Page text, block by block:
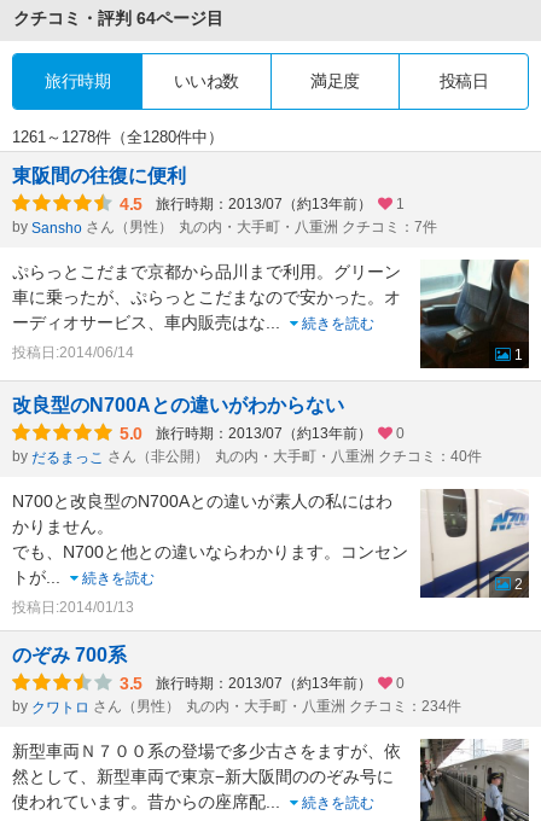
クチコミ・評判 64ページ目
旅行時期 いいね数 満足度 投稿日
1261～1278件（全1280件中）
東阪間の往復に便利
4.5 旅行時期：2013/07（約13年前）
1
by Sansho さん（男性） 丸の内・大手町・八重洲 クチコミ：7件
ぷらっとこだまで京都から品川まで利用。グリーン
車に乗ったが、ぷらっとこだまなので安かった。オ
ーディオサービス、車内販売はな
続きを読む
投稿日:2014/06/14
1
改良型のN700Aとの違いがわからない
5.0 旅行時期：2013/07（約13年前）
0
by だるまっこ さん（非公開） 丸の内・大手町・八重洲 クチコミ：40件
N700と改良型のN700Aとの違いが素人の私にはわ
かりません。
でも、N700と他との違いならわかります。コンセン
トが
続きを読む
投稿日:2014/01/13
2
のぞみ 700系
3.5 旅行時期：2013/07（約13年前）
0
by クワトロ さん（男性） 丸の内・大手町・八重洲 クチコミ：234件
新型車両Ｎ７００系の登場で多少古さをますが、依
然として、新型車両で東京−新大阪間ののぞみ号に
使われています。昔からの座席配
続きを読む